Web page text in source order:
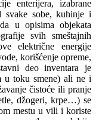
enterijera, izabrane
svake sobe, kuhinje i
u opisima objekata
svih smeštajnih
električne energije
korišćenje opreme,
deo inventara je
u toku smene) ali ne i
čistoće ili pranje
džogeri, krpe…) se
mestu u vili i koriste